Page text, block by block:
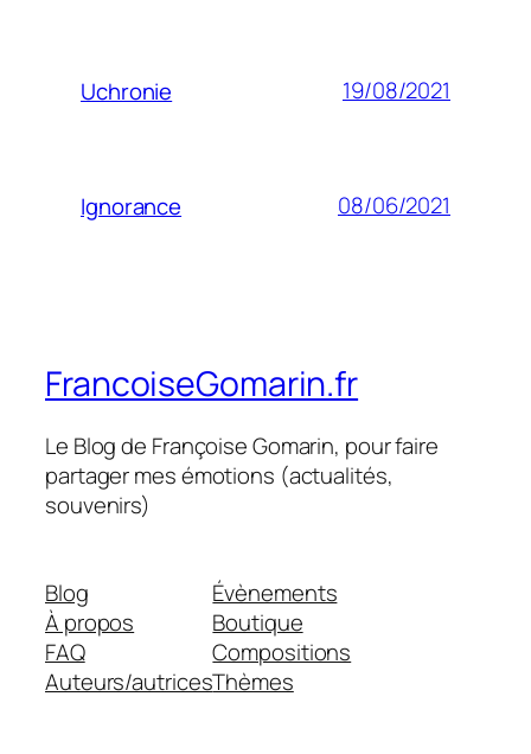
Uchronie 19/08/2021
Ignorance 08/06/2021
FrancoiseGomarin.fr
Le Blog de Françoise Gomarin, pour faire
partager mes émotions (actualités,
souvenirs)
Blog
À propos
FAQ
Auteurs/autrices
Évènements
Boutique
Compositions
Thèmes